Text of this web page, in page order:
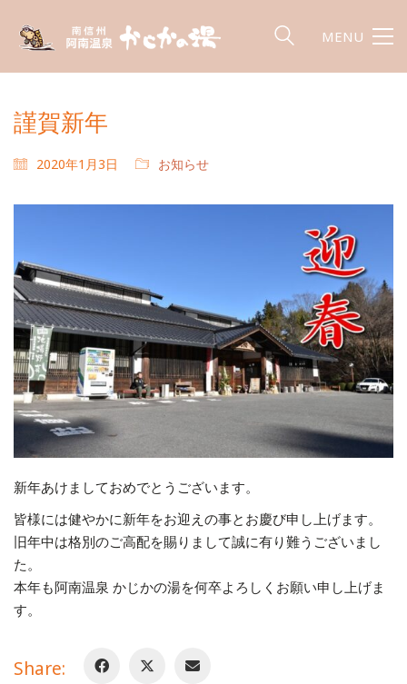
MENU
謹賀新年
2020年1月3日 お知らせ
新年あけましておめでとうございます。
皆様には健やかに新年をお迎えの事とお慶び申し上げます。
旧年中は格別のご高配を賜りまして誠に有り難うございまし
た。
本年も阿南温泉 かじかの湯を何卒よろしくお願い申し上げま
す。
Share: